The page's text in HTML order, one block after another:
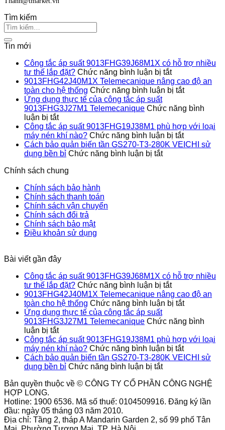
Tìm kiếm
Tin mới
Công tắc áp suất 9013FHG39J68M1X có hỗ trợ nhiều
tư thế lắp đặt? Chức năng bình luận bị tắtở
Công
tắc
suất
có
hỗ
trợ
9013FHG42J40M1X Telemecanique nâng cao độ an
toàn cho hệ thống Chức năng bình luận bị tắtở
cao
độ
an
Ứng dụng thực tế của công tắc áp suất
9013FHG3J27M1 Telemecanique Chức năng bình
luận bị tắtở
Ứng
dụng
thực
tế
công
áp
suất
9013FHG3J27M1
Telemecanique
Công tắc áp suất 9013FHG19J38M1 phù hợp với loại
máy nén khí nào? Chức năng bình luận bị tắtở
Công
Cách bảo quản biến tần GS270-T3-280K VEICHI sử
dụng bền bỉ Chức năng bình luận bị tắtở
bỉ
Chính sách chung
Chính sách bảo hành
Chính sách thanh toán
Chính sách vận chuyển
Chính sách đổi trả
Chính sách bảo mật
Điều khoản sử dụng
Bài viết gần đây
Công tắc áp suất 9013FHG39J68M1X có hỗ trợ nhiều
tư thế lắp đặt? Chức năng bình luận bị tắtở
Công
tắc
suất
có
hỗ
trợ
thế
đặt?
9013FHG42J40M1X Telemecanique nâng cao độ an
toàn cho hệ thống Chức năng bình luận bị tắtở
cao
độ
an
hệ
Ứng dụng thực tế của công tắc áp suất
9013FHG3J27M1 Telemecanique Chức năng bình
luận bị tắtở
Ứng
dụng
thực
tế
công
áp
suất
9013FHG3J27M1
Công tắc áp suất 9013FHG19J38M1 phù hợp với loại
máy nén khí nào? Chức năng bình luận bị tắtở
Công
suất
phù
với
Cách bảo quản biến tần GS270-T3-280K VEICHI sử
dụng bền bỉ Chức năng bình luận bị tắtở
bảo
biến
GS270-
Bản quyền thuộc về © CÔNG TY CỔ PHẦN CÔNG NGHỆ
HỢP LONG.
Hotline: 1900 6536. Mã số thuế: 0104509916. Đăng ký lần
đầu: ngày 05 tháng 03 năm 2010.
Địa chỉ: Tầng 2, tháp A Mandarin Garden 2, số 99 phố Tân